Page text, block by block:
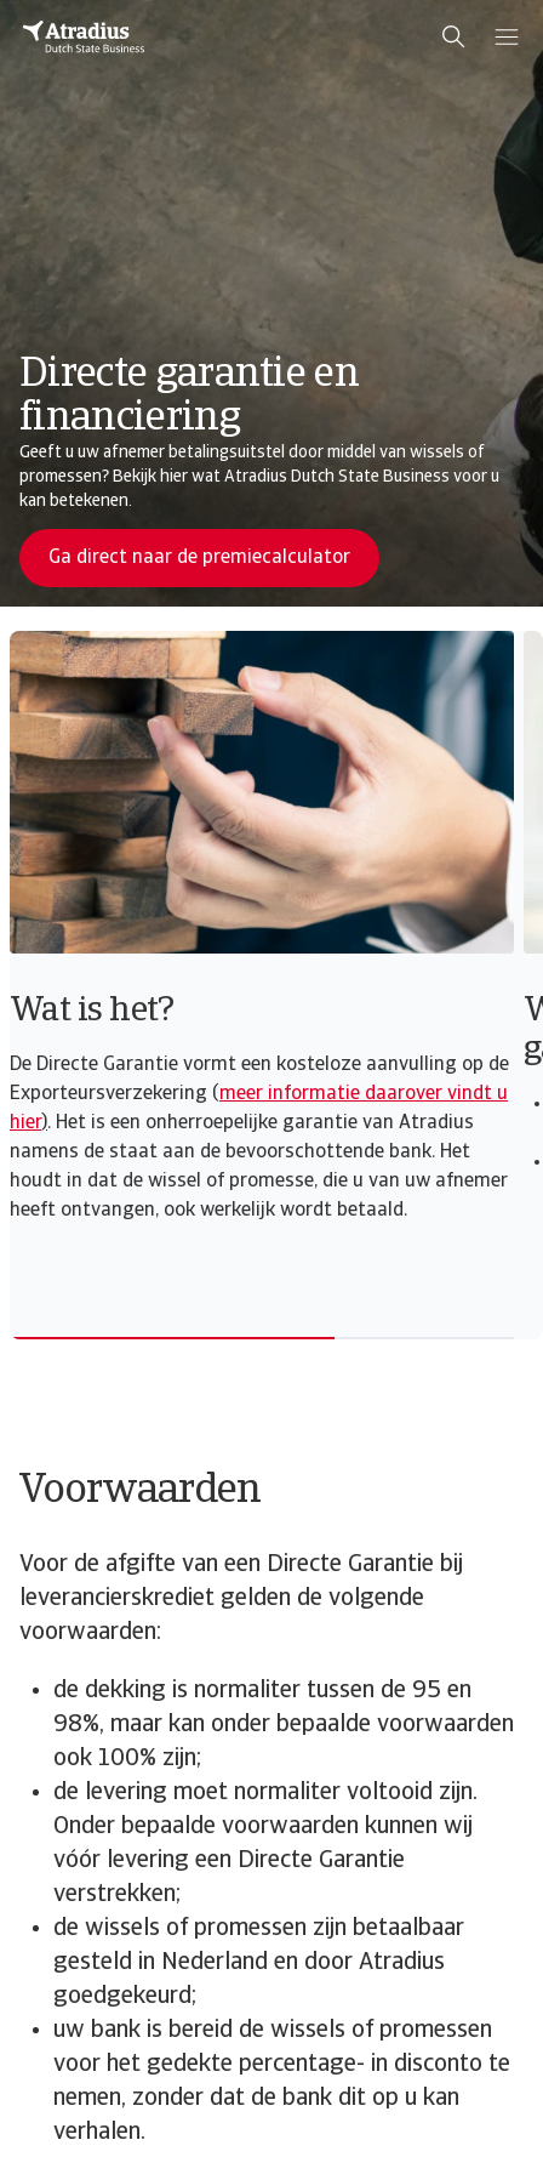
Directe garantie en
financiering
Geeft u uw afnemer betalingsuitstel door middel van wissels of
promessen? Bekijk hier wat Atradius Dutch State Business voor u
kan betekenen.
Ga direct naar de premiecalculator
Wat is het?
De Directe Garantie vormt een kosteloze aanvulling op de
Exporteursverzekering (meer informatie daarover vindt u
hier). Het is een onherroepelijke garantie van Atradius
namens de staat aan de bevoorschottende bank. Het
houdt in dat de wissel of promesse, die u van uw afnemer
heeft ontvangen, ook werkelijk wordt betaald.
Voorwaarden
Voor de afgifte van een Directe Garantie bij
leverancierskrediet gelden de volgende
voorwaarden:
de dekking is normaliter tussen de 95 en
98%, maar kan onder bepaalde voorwaarden
ook 100% zijn;
de levering moet normaliter voltooid zijn.
Onder bepaalde voorwaarden kunnen wij
vóór levering een Directe Garantie
verstrekken;
de wissels of promessen zijn betaalbaar
gesteld in Nederland en door Atradius
goedgekeurd;
uw bank is bereid de wissels of promessen
voor het gedekte percentage- in disconto te
nemen, zonder dat de bank dit op u kan
verhalen.